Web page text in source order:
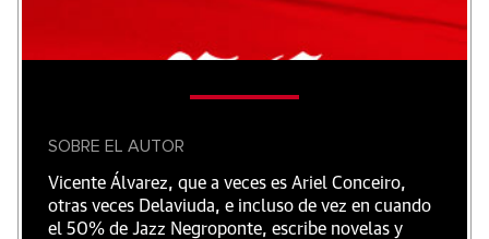
SOBRE EL AUTOR
Vicente Álvarez, que a veces es Ariel Conceiro,
otras veces Delaviuda, e incluso de vez en cuando
el 50% de Jazz Negroponte, escribe novelas y